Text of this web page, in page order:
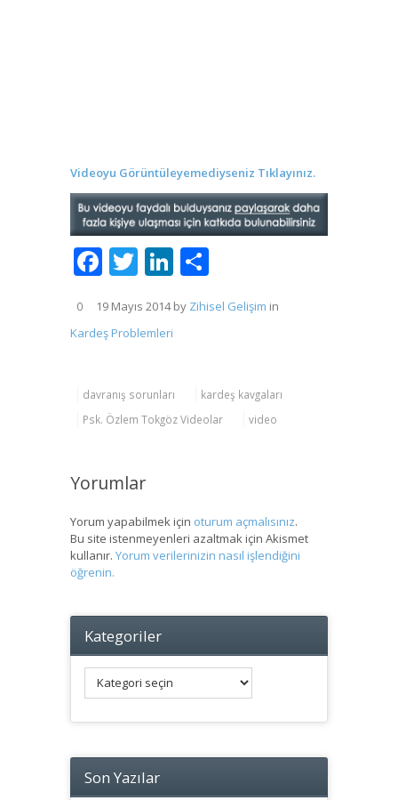
Videoyu Görüntüleyemediyseniz Tıklayınız.
Facebook
TwitterLinkedIn
0 19 Mayıs 2014by Zihisel Gelişim in
Kardeş Problemleri
davranış sorunları
kardeş kavgaları
Psk. Özlem Tokgöz Videolar
video
Yorumlar
Yorum yapabilmek için oturum açmalısınız.
Bu site istenmeyenleri azaltmak için Akismet
kullanır. Yorum verilerinizin nasıl işlendiğini
öğrenin.
Kategoriler
Son Yazılar